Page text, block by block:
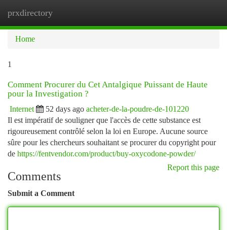
prxdirectory
Home
1
Comment Procurer du Cet Antalgique Puissant de Haute
pour la Investigation ?
Internet 52 days ago acheter-de-la-poudre-de-101220
Il est impératif de souligner que l'accès de cette substance est
rigoureusement contrôlé selon la loi en Europe. Aucune source
sûre pour les chercheurs souhaitant se procurer du copyright pour
de https://fentvendor.com/product/buy-oxycodone-powder/
Report this page
Comments
Submit a Comment